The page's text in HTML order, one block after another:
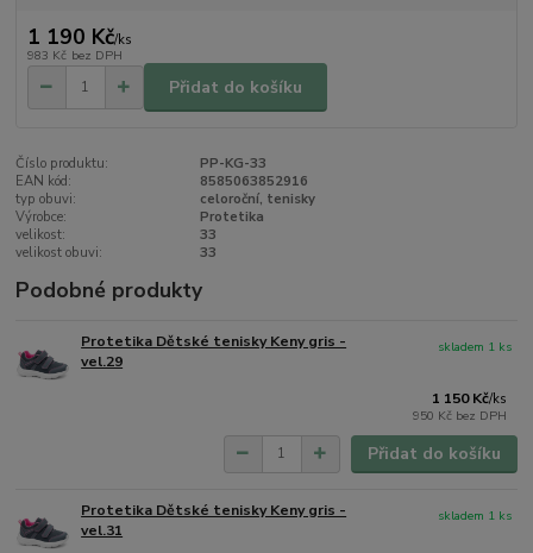
1 190 Kč/ks
983 Kč bez DPH
Přidat do košíku
Číslo produktu:
PP-KG-33
EAN kód:
8585063852916
typ obuvi:
celoroční, tenisky
Výrobce:
Protetika
velikost:
33
velikost obuvi:
33
Podobné produkty
Protetika Dětské tenisky Keny gris -
vel.29
1 150 Kč/ks
950 Kč bez DPH
skladem 1 ks
Přidat do košíku
Protetika Dětské tenisky Keny gris -
vel.31
skladem 1 ks